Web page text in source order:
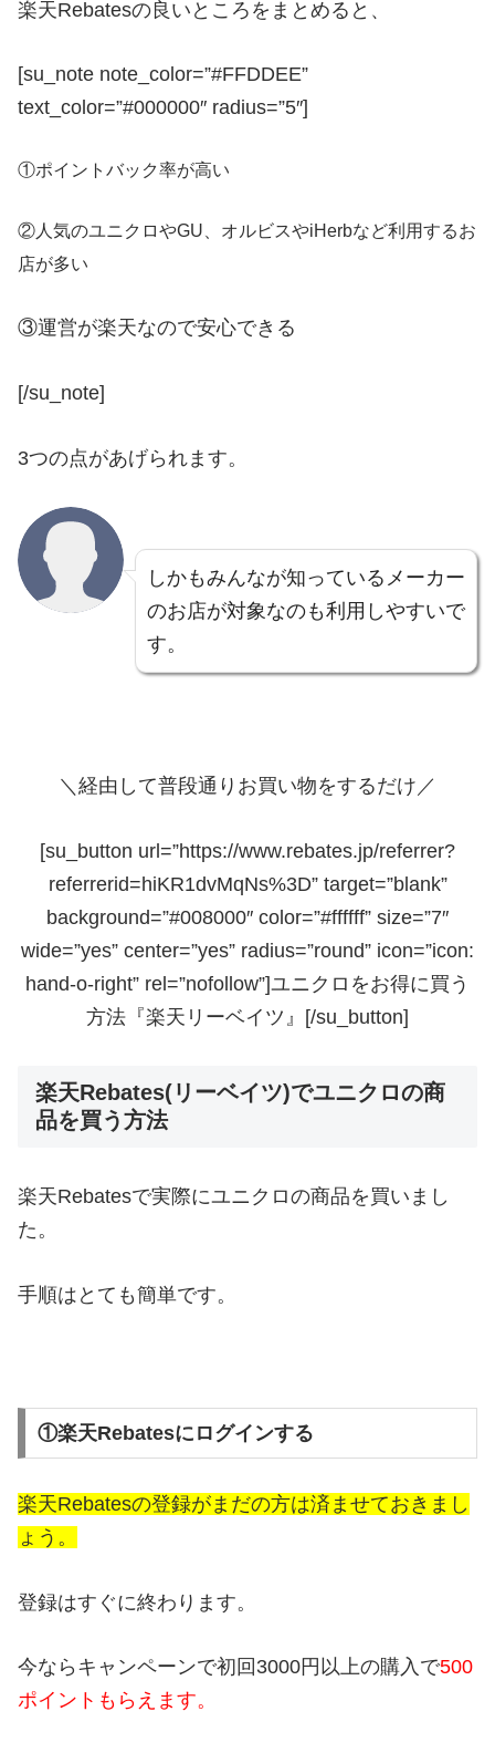
楽天Rebatesの良いところをまとめると、
[su_note note_color=”#FFDDEE”
text_color=”#000000″ radius=”5″]
①ポイントバック率が高い
②人気のユニクロやGU、オルビスやiHerbなど利用するお
店が多い
③運営が楽天なので安心できる
[/su_note]
3つの点があげられます。
しかもみんなが知っているメーカー
のお店が対象なのも利用しやすいで
す。
＼経由して普段通りお買い物をするだけ／
[su_button url=”https://www.rebates.jp/referrer?
referrerid=hiKR1dvMqNs%3D” target=”blank”
background=”#008000″ color=”#ffffff” size=”7″
wide=”yes” center=”yes” radius=”round” icon=”icon:
hand-o-right” rel=”nofollow”]ユニクロをお得に買う
方法『楽天リーベイツ』[/su_button]
楽天Rebates(リーベイツ)でユニクロの商
品を買う方法
楽天Rebatesで実際にユニクロの商品を買いまし
た。
手順はとても簡単です。
①楽天Rebatesにログインする
楽天Rebatesの登録がまだの方は済ませておきまし
ょう。
登録はすぐに終わります。
今ならキャンペーンで初回3000円以上の購入で500
ポイントもらえます。